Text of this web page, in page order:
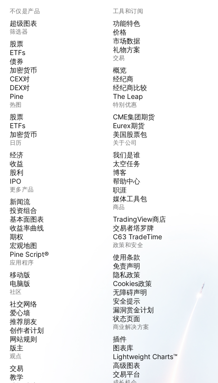
不仅是产品
超级图表
筛选器
股票
ETFs
债券
加密货币
CEX对
DEX对
Pine
热图
股票
ETFs
加密货币
日历
经济
收益
股利
IPO
更多产品
新闻流
投资组合
基本面图表
收益率曲线
期权
宏观地图
Pine Script®
应用程序
移动版
电脑版
社区
社交网络
爱心墙
推荐朋友
创作者计划
网站规则
版主
观点
交易
教学
工具和订阅
功能特色
价格
市场数据
礼物方案
交易
概览
经纪商
经纪商比较
The Leap
特别优惠
CME集团期货
Eurex期货
美国股票包
关于公司
我们是谁
太空任务
博客
帮助中心
职涯
媒体工具包
商品
TradingView商店
交易者塔罗牌
C63 TradeTime
政策和安全
使用条款
免责声明
隐私政策
Cookies政策
无障碍声明
安全提示
漏洞赏金计划
状态页面
商业解决方案
插件
图表库
Lightweight Charts™
高级图表
交易平台